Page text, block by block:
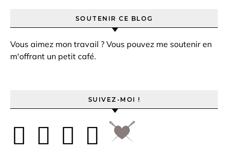
SOUTENIR CE BLOG
Vous aimez mon travail ? Vous pouvez me soutenir en
m'offrant un petit café.
SUIVEZ-MOI !